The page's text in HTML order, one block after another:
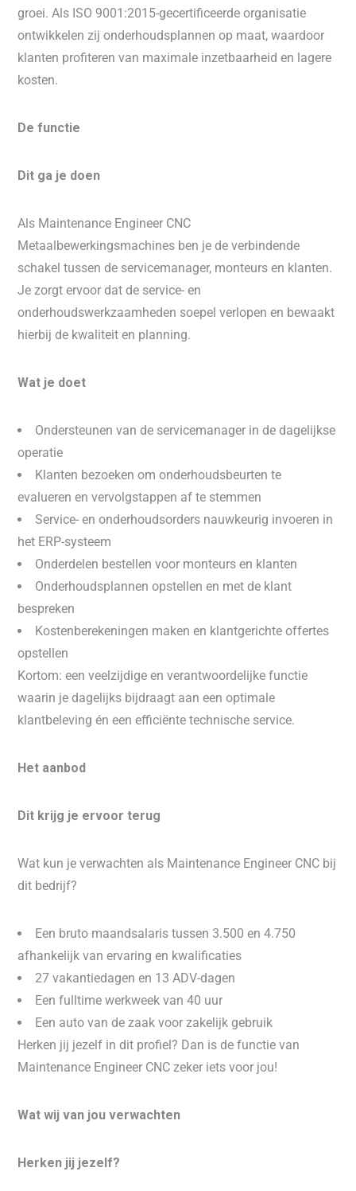
groei. Als ISO 9001:2015-gecertificeerde organisatie
ontwikkelen zij onderhoudsplannen op maat, waardoor
klanten profiteren van maximale inzetbaarheid en lagere
kosten.
De functie
Dit ga je doen
Als Maintenance Engineer CNC
Metaalbewerkingsmachines ben je de verbindende
schakel tussen de servicemanager, monteurs en klanten.
Je zorgt ervoor dat de service- en
onderhoudswerkzaamheden soepel verlopen en bewaakt
hierbij de kwaliteit en planning.
Wat je doet
Ondersteunen van de servicemanager in de dagelijkse
operatie
Klanten bezoeken om onderhoudsbeurten te
evalueren en vervolgstappen af te stemmen
Service- en onderhoudsorders nauwkeurig invoeren in
het ERP-systeem
Onderdelen bestellen voor monteurs en klanten
Onderhoudsplannen opstellen en met de klant
bespreken
Kostenberekeningen maken en klantgerichte offertes
opstellen
Kortom: een veelzijdige en verantwoordelijke functie
waarin je dagelijks bijdraagt aan een optimale
klantbeleving én een efficiënte technische service.
Het aanbod
Dit krijg je ervoor terug
Wat kun je verwachten als Maintenance Engineer CNC bij
dit bedrijf?
Een bruto maandsalaris tussen 3.500 en 4.750
afhankelijk van ervaring en kwalificaties
27 vakantiedagen en 13 ADV-dagen
Een fulltime werkweek van 40 uur
Een auto van de zaak voor zakelijk gebruik
Herken jij jezelf in dit profiel? Dan is de functie van
Maintenance Engineer CNC zeker iets voor jou!
Wat wij van jou verwachten
Herken jij jezelf?